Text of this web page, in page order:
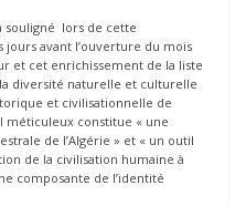
souligné lors de cette
avant l’ouverture du mois
et cet enrichissement de la liste
diversité naturelle et culturelle
et civilisationnelle de
méticuleux constitue « une
de l’Algérie » et « un outil
de la civilisation humaine à
composante de l’identité